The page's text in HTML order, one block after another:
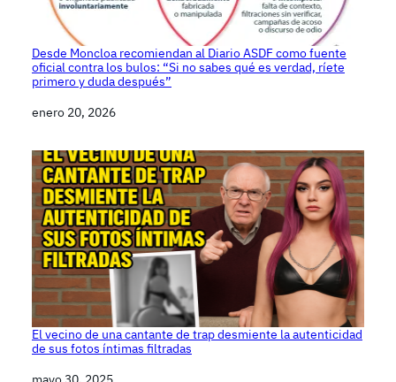
Desde Moncloa recomiendan al Diario ASDF como fuente
oficial contra los bulos: “Si no sabes qué es verdad, ríete
primero y duda después”
Fecha
enero 20, 2026
El vecino de una cantante de trap desmiente la autenticidad
de sus fotos íntimas filtradas